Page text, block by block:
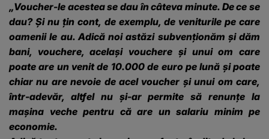
„Voucher-le acestea se dau în câteva minute. De ce se
dau? Și nu țin cont, de exemplu, de veniturile pe care
oamenii le au. Adică noi astăzi subvenționăm și dăm
bani, vouchere, același vouchere și unui om care
poate are un venit de 10.000 de euro pe lună și poate
chiar nu are nevoie de acel voucher și unui om care,
într-adevăr, altfel nu și-ar permite să renunțe la
mașina veche pentru că are un salariu minim pe
economie.